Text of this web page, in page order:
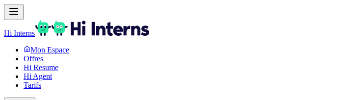
Hi Interns
Mon Espace
Offres
Hi Resume
Hi Agent
Tarifs